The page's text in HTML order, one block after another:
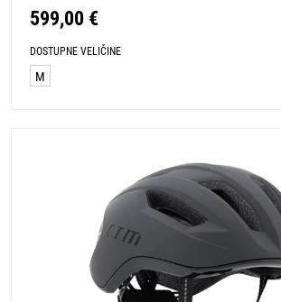
599,00 €
DOSTUPNE VELIČINE
M